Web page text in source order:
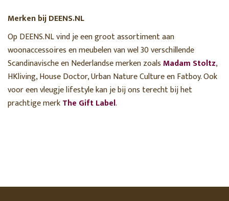
Merken bij DEENS.NL
Op DEENS.NL vind je een groot assortiment aan
woonaccessoires en meubelen van wel 30 verschillende
Scandinavische en Nederlandse merken zoalsMadam Stoltz,
HKliving, House Doctor, Urban Nature Culture en Fatboy. Ook
voor een vleugje lifestyle kan je bij ons terecht bij het
prachtige merkThe Gift Label.